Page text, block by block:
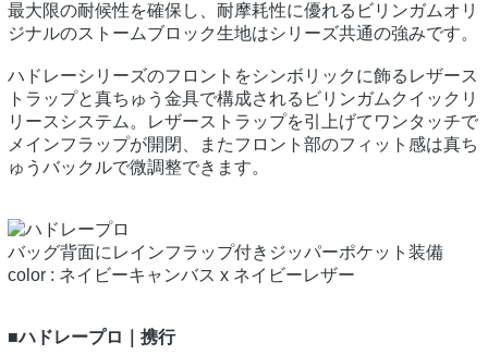
最大限の耐候性を確保し、耐摩耗性に優れるビリンガムオリ
ジナルのストームブロック生地はシリーズ共通の強みです。
ハドレーシリーズのフロントをシンボリックに飾るレザース
トラップと真ちゅう金具で構成されるビリンガムクイックリ
リースシステム。レザーストラップを引上げてワンタッチで
メインフラップが開閉、またフロント部のフィット感は真ち
ゅうバックルで微調整できます。
バッグ背面にレインフラップ付きジッパーポケット装備
color : ネイビーキャンバス x ネイビーレザー
■ハドレープロ｜携行